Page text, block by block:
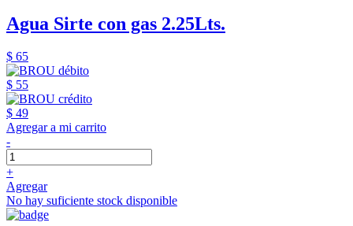
Agua Sirte con gas 2.25Lts.
$ 65
$ 55
$ 49
Agregar a mi carrito
-
+
Agregar
No hay suficiente stock disponible